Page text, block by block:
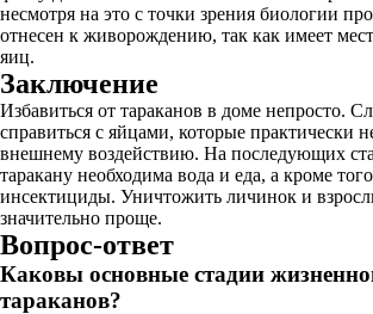
несмотря на это с точки зрения биологии
отнесен к живорождению, так как имеет
яиц.
Заключение
Избавиться от тараканов в доме непросто.
справиться с яйцами, которые практически
внешнему воздействию. На последующих
таракану необходима вода и еда, а кроме
инсектициды. Уничтожить личинок и
значительно проще.
Вопрос-ответ
Каковы основные стадии
тараканов?